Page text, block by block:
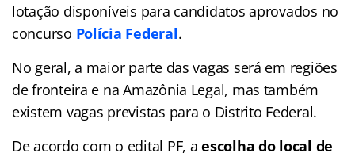
lotação disponíveis para candidatos aprovados no
concurso Polícia Federal.
No geral, a maior parte das vagas será em regiões
de fronteira e na Amazônia Legal, mas também
existem vagas previstas para o Distrito Federal.
De acordo com o edital PF, aescolha do local de